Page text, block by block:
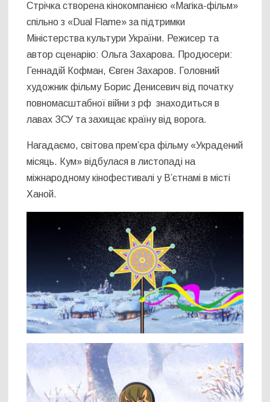
Стрічка створена кінокомпанією «Магіка-фільм»
спільно з «Dual Flame» за підтримки
Міністерства культури України. Режисер та
автор сценарію: Ольга Захарова. Продюсери:
Геннадій Кофман, Євген Захаров. Головний
художник фільму Борис Денисевич від початку
повномасштабної війни з рф знаходиться в
лавах ЗСУ та захищає країну від ворога.
Нагадаємо, світова прем’єра фільму «Украдений
місяць. Кум» відбулася в листопаді на
міжнародному кінофестивалі у В’єтнамі в місті
Ханой.